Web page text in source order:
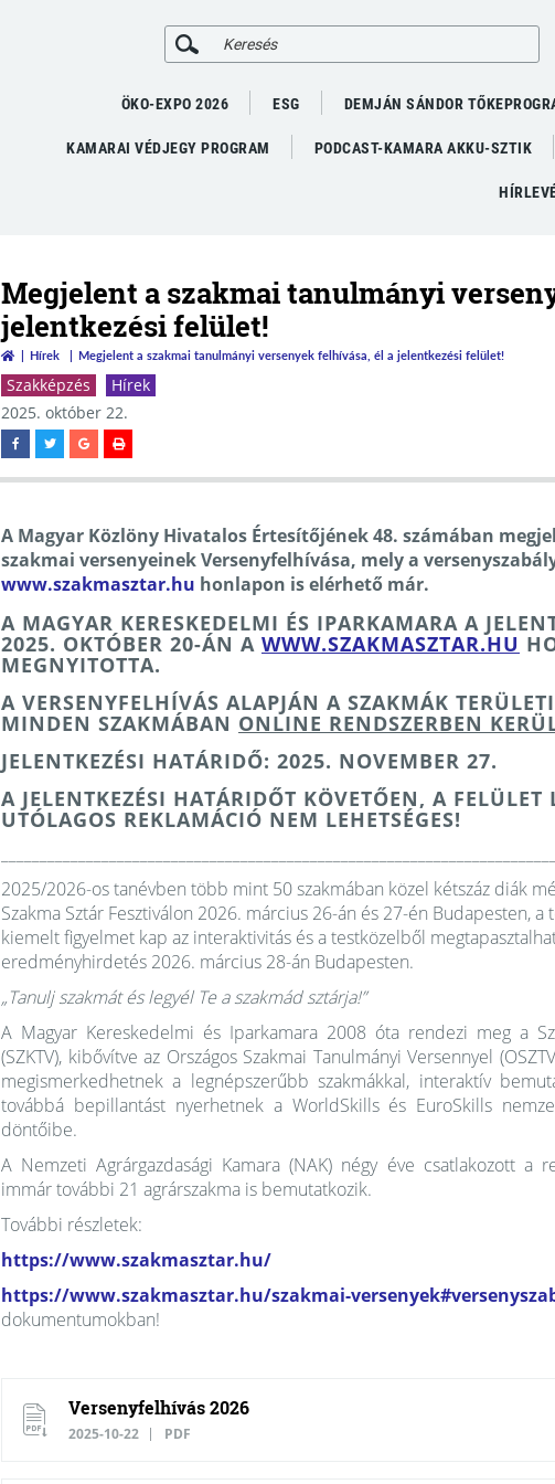
ÖKO-EXPO 2026 ESG DEMJÁN SÁNDOR
KAMARAI VÉDJEGY PROGRAM PODCAST-KAMARA AKKU-SZTIK
Megjelent a szakmai tanulmányi
jelentkezési felület!
Hírek Megjelent a szakmai tanulmányi versenyek felhívása, él a jelentkezési felület!
Szakképzés
Hírek
2025. október 22.
A Magyar Közlöny Hivatalos Értesítőjének 48. számában
szakmai versenyeinek Versenyfelhívása, mely a
www.szakmasztar.hu honlapon is elérhető már.
A MAGYAR KERESKEDELMI ÉS IPARKAMARA A
2025. OKTÓBER 20-ÁN A WWW.SZAKMASZTAR.HU
MEGNYITOTTA.
A VERSENYFELHÍVÁS ALAPJÁN A SZAKMÁK
MINDEN SZAKMÁBAN ONLINE RENDSZERBEN
JELENTKEZÉSI HATÁRIDŐ: 2025. NOVEMBER 27.
A JELENTKEZÉSI HATÁRIDŐT KÖVETŐEN, A FELÜLET
UTÓLAGOS REKLAMÁCIÓ NEM LEHETSÉGES!
2025/2026-os tanévben több mint 50 szakmában közel kétszáz diák
Szakma Sztár Fesztiválon 2026. március 26-án és 27-én Budapesten,
kiemelt figyelmet kap az interaktivitás és a testközelből
eredményhirdetés 2026. március 28-án Budapesten.
„Tanulj szakmát és legyél Te a szakmád sztárja!”
A Magyar Kereskedelmi és Iparkamara 2008 óta rendezi meg a
(SZKTV), kibővítve az Országos Szakmai Tanulmányi Versennyel
megismerkedhetnek a legnépszerűbb szakmákkal, interaktív
továbbá bepillantást nyerhetnek a WorldSkills és EuroSkills
döntőibe.
A Nemzeti Agrárgazdasági Kamara (NAK) négy éve csatlakozott a
immár további 21 agrárszakma is bemutatkozik.
További részletek:
https://www.szakmasztar.hu/
https://www.szakmasztar.hu/szakmai-
dokumentumokban!
Versenyfelhívás 2026
2025-10-22 PDF